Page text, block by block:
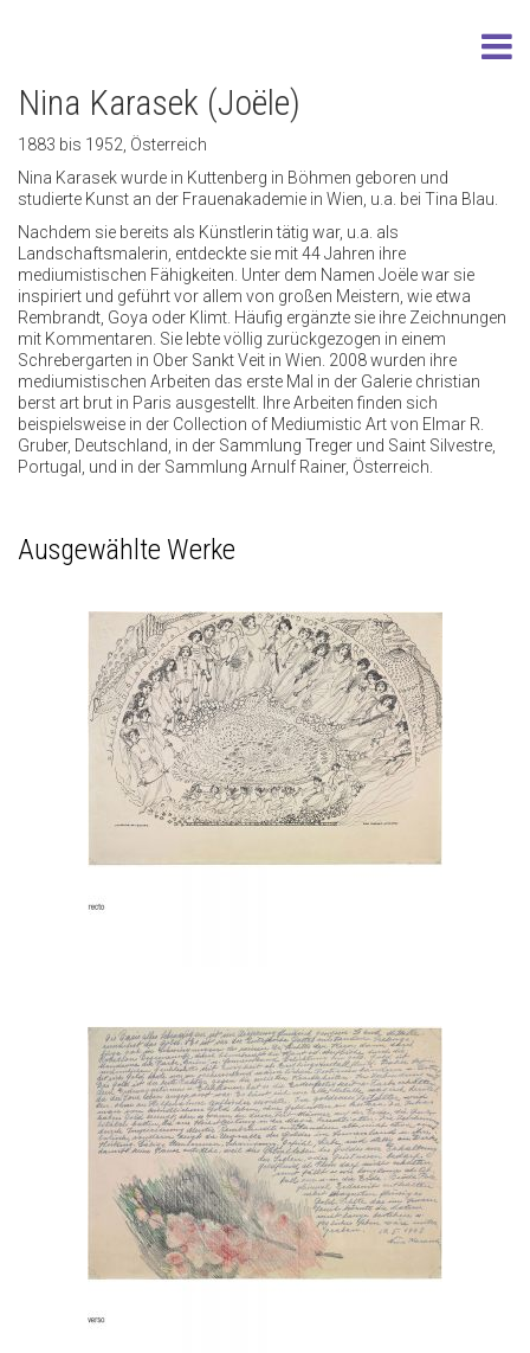
Nina Karasek (Joële)
1883 bis 1952, Österreich
Nina Karasek wurde in Kuttenberg in Böhmen geboren und
studierte Kunst an der Frauenakademie in Wien, u.a. bei Tina Blau.
Nachdem sie bereits als Künstlerin tätig war, u.a. als
Landschaftsmalerin, entdeckte sie mit 44 Jahren ihre
mediumistischen Fähigkeiten. Unter dem Namen Joële war sie
inspiriert und geführt vor allem von großen Meistern, wie etwa
Rembrandt, Goya oder Klimt. Häufig ergänzte sie ihre Zeichnungen
mit Kommentaren. Sie lebte völlig zurückgezogen in einem
Schrebergarten in Ober Sankt Veit in Wien. 2008 wurden ihre
mediumistischen Arbeiten das erste Mal in der Galerie christian
berst art brut in Paris ausgestellt. Ihre Arbeiten finden sich
beispielsweise in der Collection of Mediumistic Art von Elmar R.
Gruber, Deutschland, in der Sammlung Treger und Saint Silvestre,
Portugal, und in der Sammlung Arnulf Rainer, Österreich.
Ausgewählte Werke